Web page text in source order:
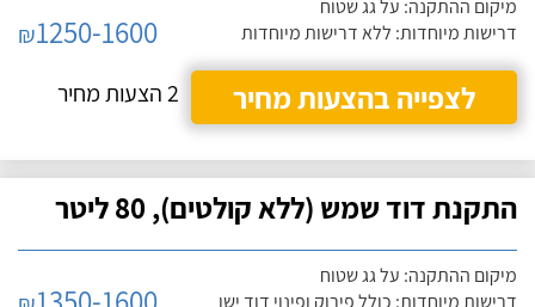
מיקום ההתקנה: על גג שטוח
דרישות מיוחדות: ללא דרישות מיוחדות
₪1250-1600
לצפייה בהצעות מחיר
2 הצעות מחיר
התקנת דוד שמש (ללא קולטים), 80 ליטר
מיקום ההתקנה: על גג שטוח
דרישות מיוחדות: כולל פירוק ופינוי דוד ישן